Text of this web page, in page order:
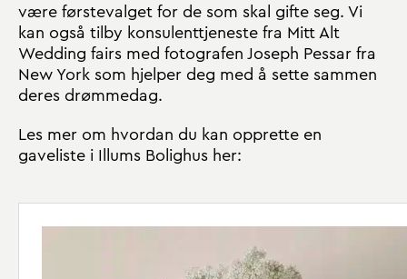
være førstevalget for de som skal gifte seg. Vi
kan også tilby konsulenttjeneste fra Mitt Alt
Wedding fairs med fotografen Joseph Pessar fra
New York som hjelper deg med å sette sammen
deres drømmedag.
Les mer om hvordan du kan opprette en
gaveliste i Illums Bolighus her: